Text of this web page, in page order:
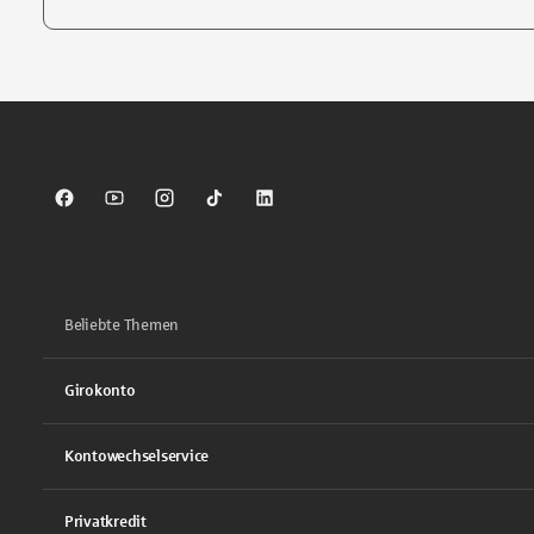
Sparkasse auf Facebook
Sparkasse auf Youtube
Sparkasse auf Instagram
Sparkasse auf TikTok
Sparkasse auf LinkedIn
Beliebte Themen
Girokonto
Kontowechselservice
Privatkredit